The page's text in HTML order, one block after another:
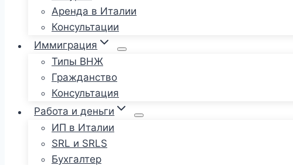
Аренда в Италии
Консультации
Иммиграция
Типы ВНЖ
Гражданство
Консультация
Работа и деньги
ИП в Италии
SRL и SRLS
Бухгалтер